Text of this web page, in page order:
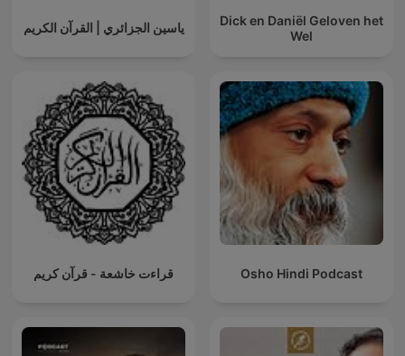
ياسين الجزائري | القرآن الكريم
Dick en Daniël Geloven het
Wel
قراءت خاشعة - قرآن كريم Osho Hindi Podcast